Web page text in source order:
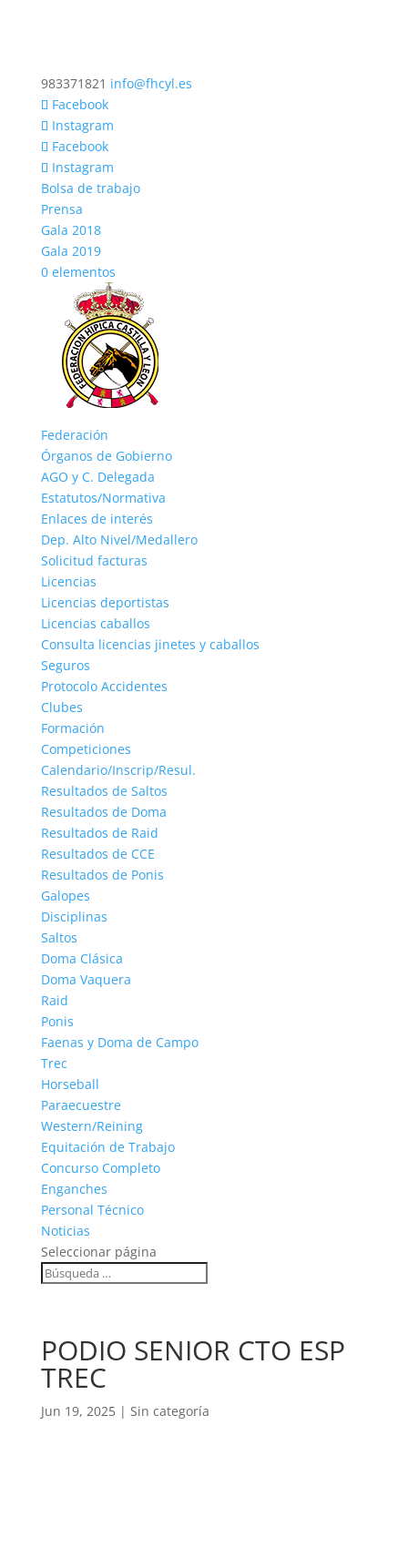
983371821 info@fhcyl.es
Facebook
Instagram
Facebook
Instagram
Bolsa de trabajo
Prensa
Gala 2018
Gala 2019
0 elementos
Federación
Órganos de Gobierno
AGO y C. Delegada
Estatutos/Normativa
Enlaces de interés
Dep. Alto Nivel/Medallero
Solicitud facturas
Licencias
Licencias deportistas
Licencias caballos
Consulta licencias jinetes y caballos
Seguros
Protocolo Accidentes
Clubes
Formación
Competiciones
Calendario/Inscrip/Resul.
Resultados de Saltos
Resultados de Doma
Resultados de Raid
Resultados de CCE
Resultados de Ponis
Galopes
Disciplinas
Saltos
Doma Clásica
Doma Vaquera
Raid
Ponis
Faenas y Doma de Campo
Trec
Horseball
Paraecuestre
Western/Reining
Equitación de Trabajo
Concurso Completo
Enganches
Personal Técnico
Noticias
Seleccionar página
PODIO SENIOR CTO ESP
TREC
Jun 19, 2025| Sin categoría